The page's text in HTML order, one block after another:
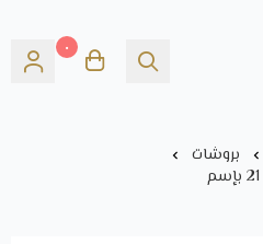
٠
بروشات